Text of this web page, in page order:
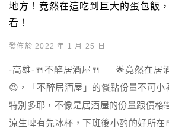
地方！竟然在這吃到巨大的蛋包飯
看！
發佈於 2022 年 1 月 25 日
-高雄-🍴不醉居酒屋🍴 🌟竟然在居
😍，「不醉居酒屋」的餐點份量不可小
特別多耶，不像是居酒屋的份量跟價格
涼生啤有先冰杯，下班後小酌的好所在